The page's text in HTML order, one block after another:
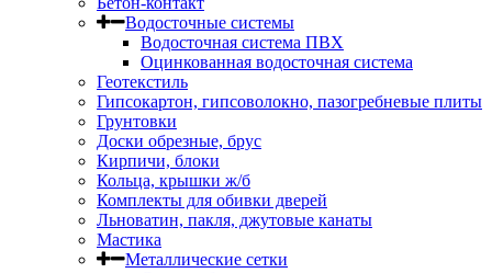
Водосточные системы
Водосточная система ПВХ
Оцинкованная водосточная система
Геотекстиль
Гипсокартон, гипсоволокно, пазогребневые плиты
Грунтовки
Доски обрезные, брус
Кирпичи, блоки
Кольца, крышки ж/б
Комплекты для обивки дверей
Льноватин, пакля, джутовые канаты
Мастика
Металлические сетки